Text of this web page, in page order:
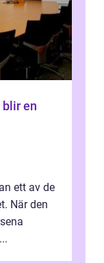
ett av de
När den